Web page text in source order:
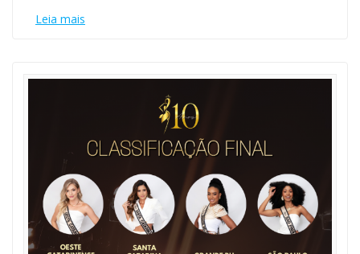
Leia mais